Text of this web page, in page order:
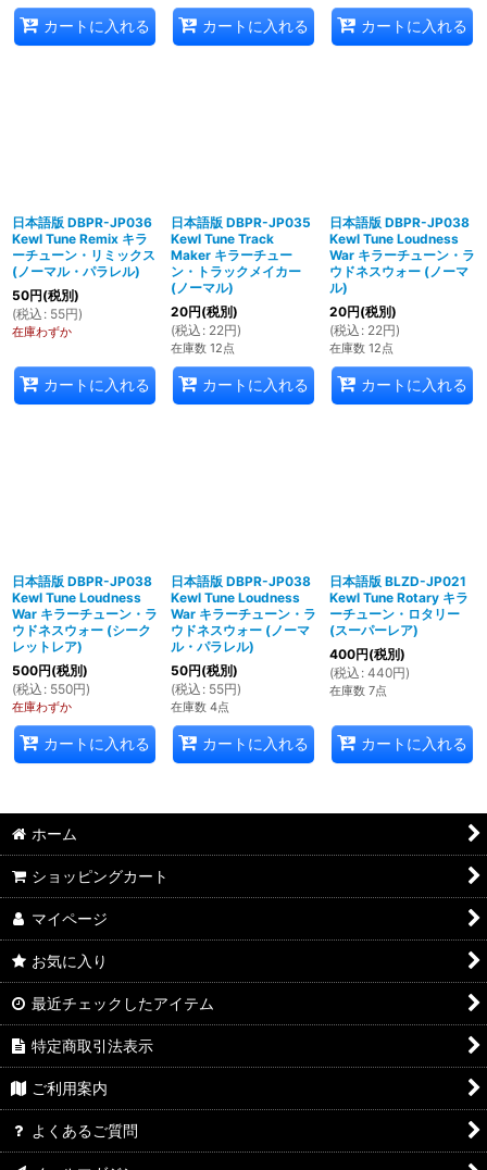
カートに入れる カートに入れる カートに入れる
日本語版 DBPR-JP036
Kewl Tune Remix キラ
ーチューン・リミックス
(ノーマル・パラレル)
50円(税別)
(税込 : 55円)
在庫わずか
カートに入れる
日本語版 DBPR-JP035
Kewl Tune Track
Maker キラーチュー
ン・トラックメイカー
(ノーマル)
20円(税別)
(税込 : 22円)
在庫数 12点
カートに入れる
日本語版 DBPR-JP038
Kewl Tune Loudness
War キラーチューン・ラ
ウドネスウォー (ノーマ
ル)
20円(税別)
(税込 : 22円)
在庫数 12点
カートに入れる
日本語版 DBPR-JP038
Kewl Tune Loudness
War キラーチューン・ラ
ウドネスウォー (シーク
レットレア)
500円(税別)
(税込 : 550円)
在庫わずか
カートに入れる
日本語版 DBPR-JP038
Kewl Tune Loudness
War キラーチューン・ラ
ウドネスウォー (ノーマ
ル・パラレル)
50円(税別)
(税込 : 55円)
在庫数 4点
カートに入れる
日本語版 BLZD-JP021
Kewl Tune Rotary キラ
ーチューン・ロタリー
(スーパーレア)
400円(税別)
(税込 : 440円)
在庫数 7点
カートに入れる
ホーム
ショッピングカート
マイページ
お気に入り
最近チェックしたアイテム
特定商取引法表示
ご利用案内
よくあるご質問